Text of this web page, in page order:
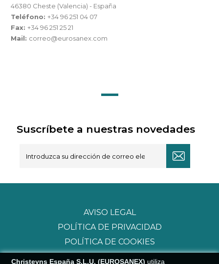
46380 Cheste (Valencia) - España
Teléfono:+34 96 251 04 07
Fax:+34 96 251 25 21
Mail: correo@eurosanex.com
Suscríbete a nuestras novedades
Christeyns España S.L.U. (EUROSANEX) utiliza
AVISO LEGAL
POLÍTICA DE PRIVACIDAD
POLÍTICA DE COOKIES